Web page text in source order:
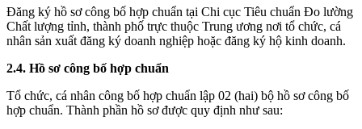
Đăng ký hồ sơ công bố hợp chuẩn tại Chi cục Tiêu chuẩn Đo lường
Chất lượng tỉnh, thành phố trực thuộc Trung ương nơi tổ chức, cá
nhân sản xuất đăng ký doanh nghiệp hoặc đăng ký hộ kinh doanh.
2.4. Hồ sơ công bố hợp chuẩn
Tổ chức, cá nhân công bố hợp chuẩn lập 02 (hai) bộ hồ sơ công bố
hợp chuẩn. Thành phần hồ sơ được quy định như sau: